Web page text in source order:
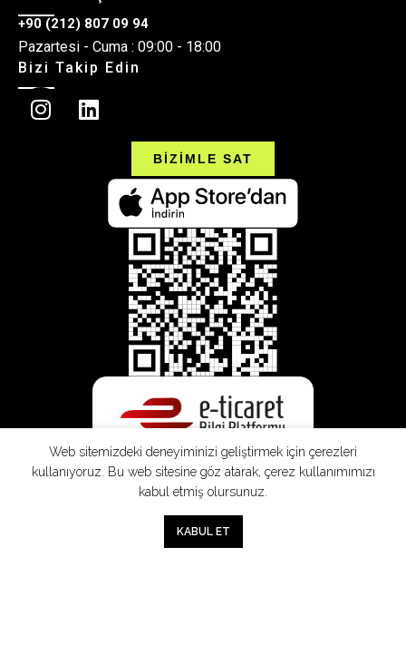
+90 (212) 807 09 94
Pazartesi - Cuma : 09:00 - 18:00
Bizi Takip Edin
BİZİMLE SAT
Web sitemizdeki deneyiminizi geliştirmek için çerezleri
kullanıyoruz. Bu web sitesine göz atarak, çerez kullanımımızı
kabul etmiş olursunuz.
KABUL ET
Sepet